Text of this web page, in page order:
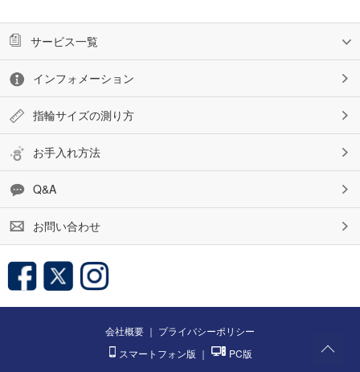
サービス一覧
インフォメーション
指輪サイズの測り方
お手入れ方法
Q&A
お問い合わせ
会社概要 ｜ プライバシーポリシー
スマートフォン版 ｜ PC版